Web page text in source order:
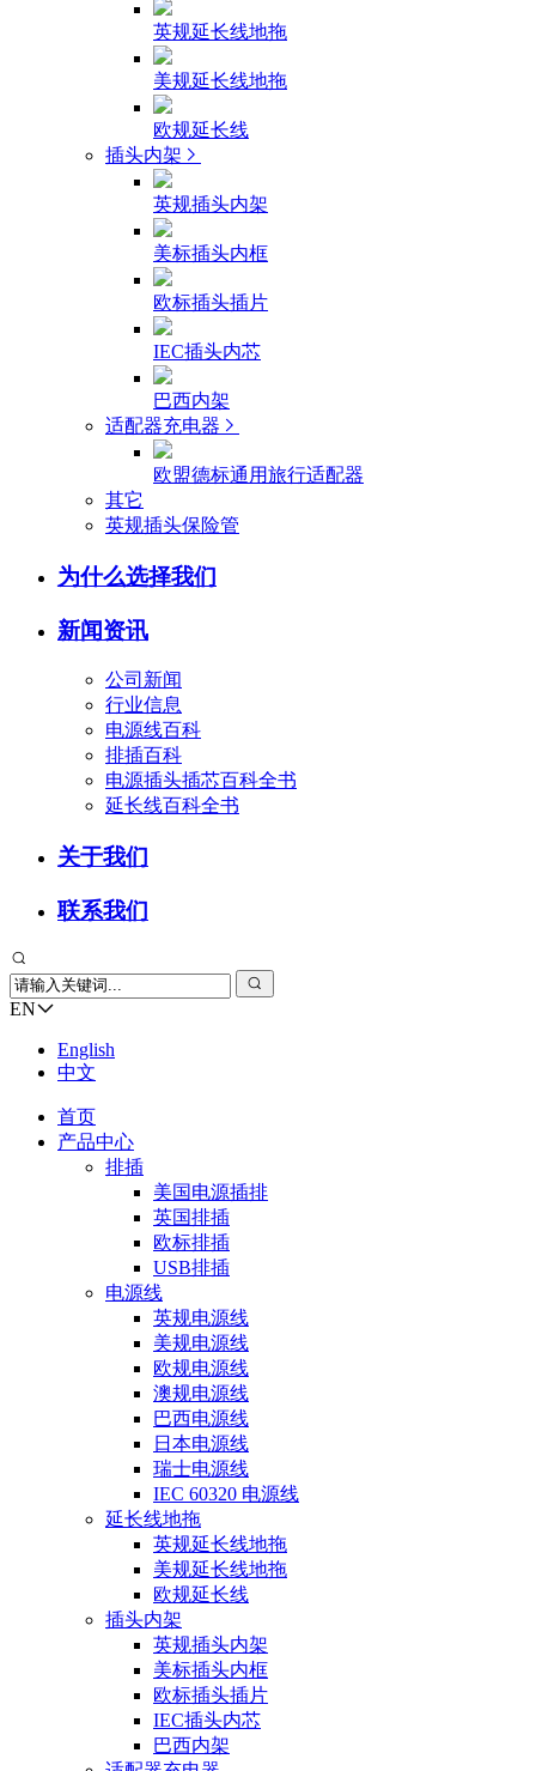
英规延长线地拖
美规延长线地拖
欧规延长线
插头内架
英规插头内架
美标插头内框
欧标插头插片
IEC插头内芯
巴西内架
适配器充电器
欧盟德标通用旅行适配器
其它
英规插头保险管
为什么选择我们
新闻资讯
公司新闻
行业信息
电源线百科
排插百科
电源插头插芯百科全书
延长线百科全书
关于我们
联系我们
EN
English
中文
首页
产品中心
排插
美国电源插排
英国排插
欧标排插
USB排插
电源线
英规电源线
美规电源线
欧规电源线
澳规电源线
巴西电源线
日本电源线
瑞士电源线
IEC 60320 电源线
延长线地拖
英规延长线地拖
美规延长线地拖
欧规延长线
插头内架
英规插头内架
美标插头内框
欧标插头插片
IEC插头内芯
巴西内架